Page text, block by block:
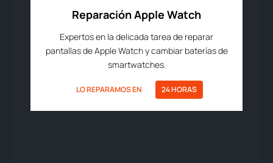
Reparación Apple Watch
Expertos en la delicada tarea de reparar
pantallas de Apple Watch y cambiar baterías de
smartwatches.
LO REPARAMOS EN 24 HORAS